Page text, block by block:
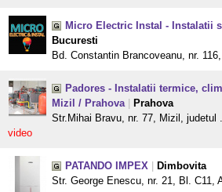
Micro Electric Instal - Instalatii
Bucuresti
Bd. Constantin Brancoveanu, nr.
Padores - Instalatii termice,
Mizil / Prahova
Prahova
Str.Mihai Bravu, nr. 77, Mizil, judetul
video
PATANDO IMPEX
Dimbovita
Str. George Enescu, nr. 21, Bl. C11,